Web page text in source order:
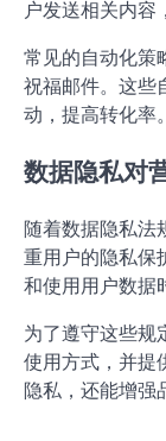
例如，利用AI工
件内容，进行A/
方法不仅节省时
自动化工具
自动化工具的普
准。通过设置触
户发送相关内容
常见的自动化策
祝福邮件。这些
动，提高转化率
数据隐私对